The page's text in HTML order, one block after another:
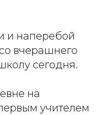
и наперебой
вчерашнего
сегодня.
на
учителем